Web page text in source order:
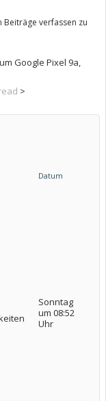
verfassen zu
Google Pixel 9a,
>
Datum
Sonntag
um 08:52
Uhr